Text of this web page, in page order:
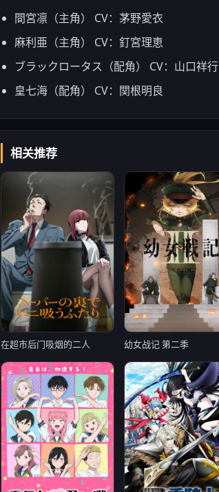
間宮凛（主角） CV：茅野愛衣
麻利亜（主角） CV：釘宮理恵
ブラックロータス（配角） CV：山口祥行
皇七海（配角） CV：関根明良
相关推荐
在超市后门吸烟的二人 幼女战记 第二季